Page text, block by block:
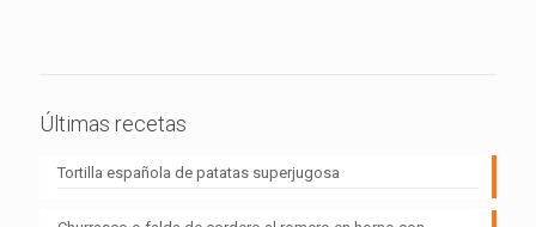
Últimas recetas
Tortilla española de patatas superjugosa